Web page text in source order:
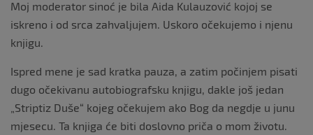
Moj moderator sinoć je bila Aida Kulauzović kojoj se
iskreno i od srca zahvaljujem. Uskoro očekujemo i njenu
knjigu.
Ispred mene je sad kratka pauza, a zatim počinjem pisati
dugo očekivanu autobiografsku knjigu, dakle još jedan
„Striptiz Duše“ kojeg očekujem ako Bog da negdje u junu
mjesecu. Ta knjiga će biti doslovno priča o mom životu.